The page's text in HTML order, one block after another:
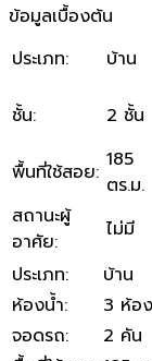
ข้อมูลเบื้องต้น
ประเภท: บ้าน
ชั้น: 2 ชั้น
พื้นที่ใช้สอย: 185
ตร.ม.
สถานะผู้
อาศัย:
ไม่มี
ประเภท: บ้าน
ห้องน้ำ: 3 ห้อง
จอดรถ: 2 คัน